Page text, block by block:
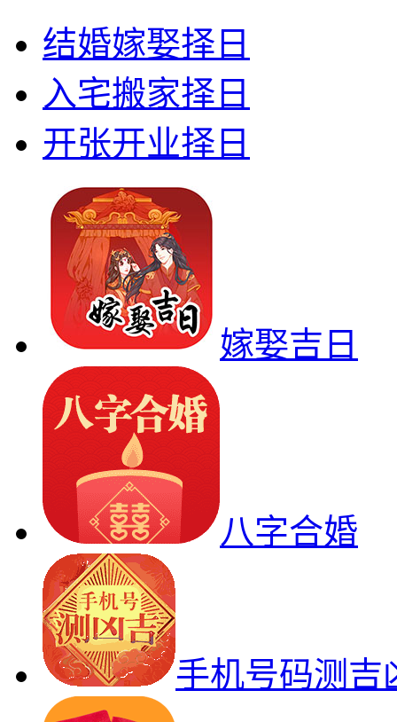
结婚嫁娶择日
入宅搬家择日
开张开业择日
嫁娶吉日
八字合婚
手机号码测吉